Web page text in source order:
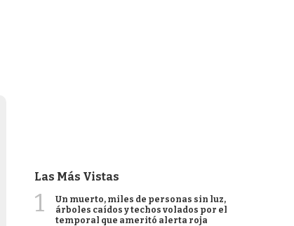
Las Más Vistas
1
Un muerto, miles de personas sin luz,
árboles caídos y techos volados por el
temporal que ameritó alerta roja